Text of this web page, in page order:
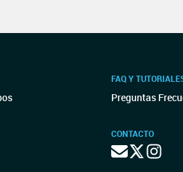
FAQ Y
Preguntas
CONTACTO